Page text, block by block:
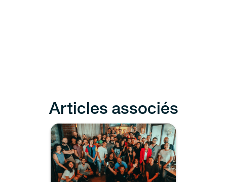
Articles associés